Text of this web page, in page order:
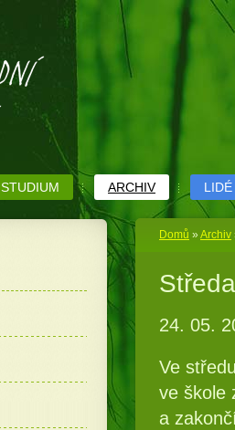
STUDIUM ARCHIV LIDÉ
Domů » Archiv
24. 05.
Ve
ve škole
a